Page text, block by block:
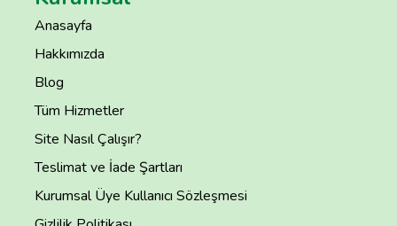
Anasayfa
Hakkımızda
Blog
Tüm Hizmetler
Site Nasıl Çalışır?
Teslimat ve İade Şartları
Kurumsal Üye Kullanıcı Sözleşmesi